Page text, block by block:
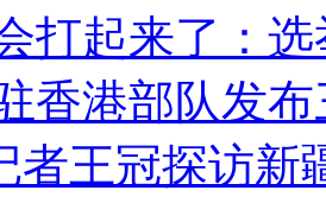
打起来了：
香港部队发
者王冠探访新